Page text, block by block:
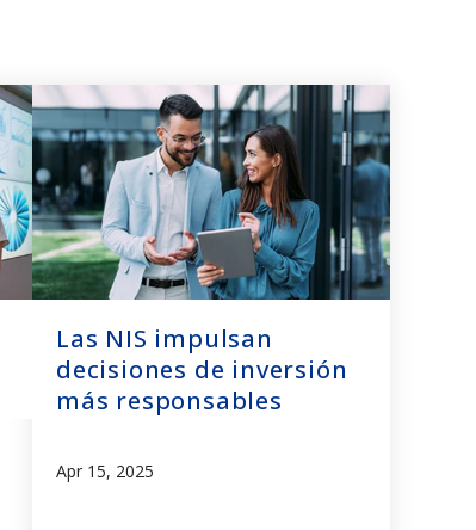
Las NIS impulsan
decisiones de inversión
más responsables
Apr 15, 2025